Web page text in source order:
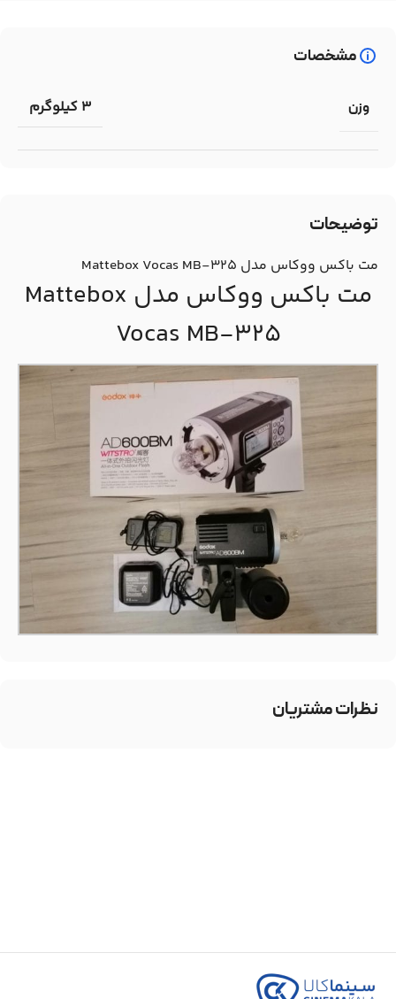
توضیحات
مت باکس ووکاس مدل Mattebox Vocas MB-325
مت باکس ووکاس مدل Mattebox
Vocas MB-325
مشخصات
وزن 3 کیلوگرم
نظرات مشتریان